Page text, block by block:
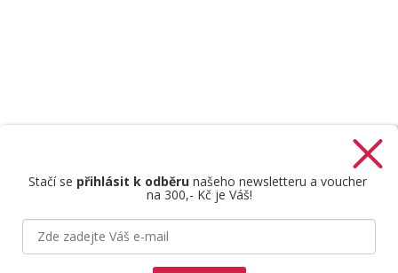
Stačí se přihlásit k odběrunašeho newsletteru a voucher
na 300,- Kč je Váš!